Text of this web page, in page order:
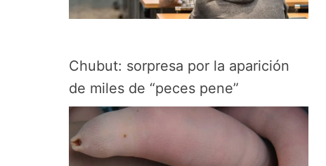
Chubut: sorpresa por la aparición
de miles de “peces pene”